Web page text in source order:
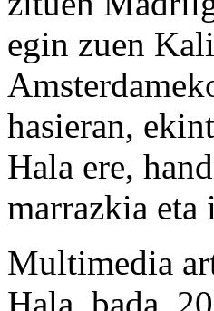
egin zuen
hasieran,
Hala ere,
marrazkia eta
Multimedia